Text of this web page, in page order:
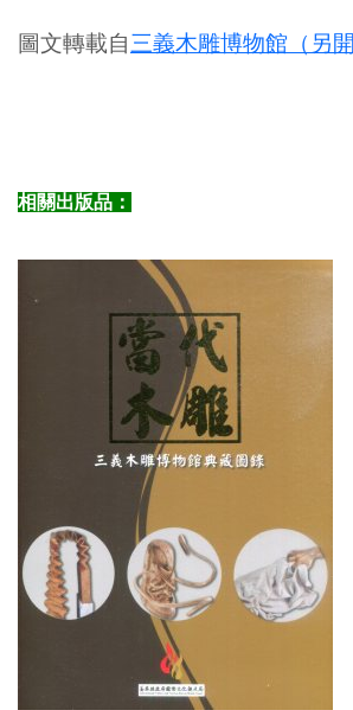
圖文轉載自三義木雕博物館（另開
相關出版品：